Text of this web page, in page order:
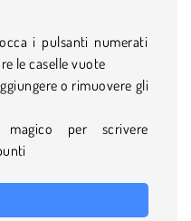
i pulsanti numerati
le caselle vuote
o rimuovere gli
per scrivere